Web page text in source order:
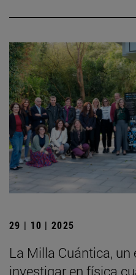
29 | 10 | 2025
La Milla Cuántica,
investigar en física